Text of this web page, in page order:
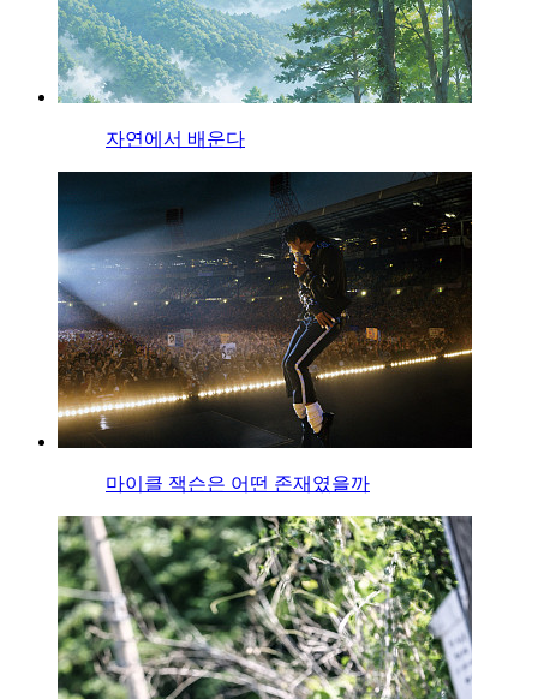
자연에서 배운다
마이클 잭슨은 어떤 존재였을까